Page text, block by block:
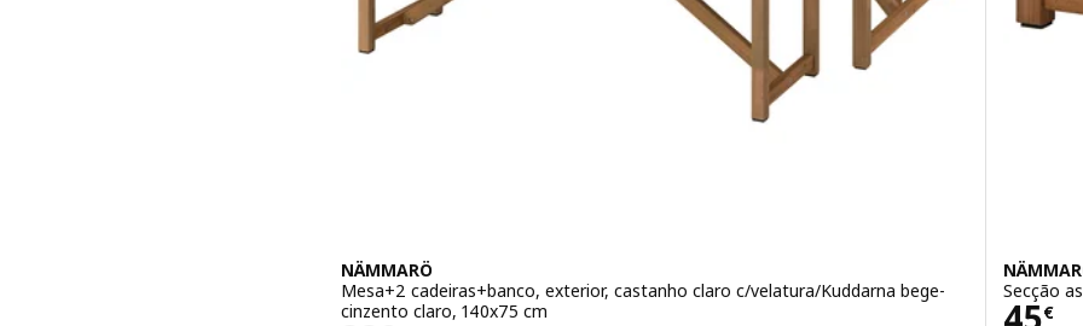
NÄMMARÖ
Mesa+2 cadeiras+banco, exterior, castanho claro c/velatura/Kuddarna bege-
cinzento claro, 140x75 cm
Secção
€